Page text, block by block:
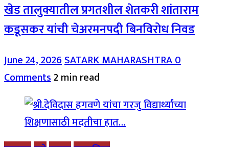
खेड तालुक्यातील प्रगतशील शेतकरी शांताराम
कडूसकर यांची चेअरमनपदी बिनविरोध निवड
June 24, 2026SATARK MAHARASHTRA0
Comments2 min read